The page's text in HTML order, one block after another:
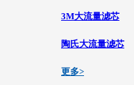
3M大流量滤芯
陶氏大流量滤芯
更多>